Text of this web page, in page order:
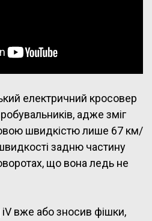
електричний кросовер
адже зміг
швидкістю лише 67 км/
задню частину
що вона ледь не
iV вже або зносив фішки,